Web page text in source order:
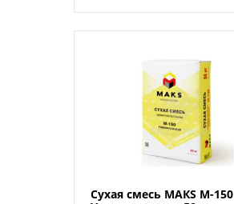
Сухая смесь МАКS М-150